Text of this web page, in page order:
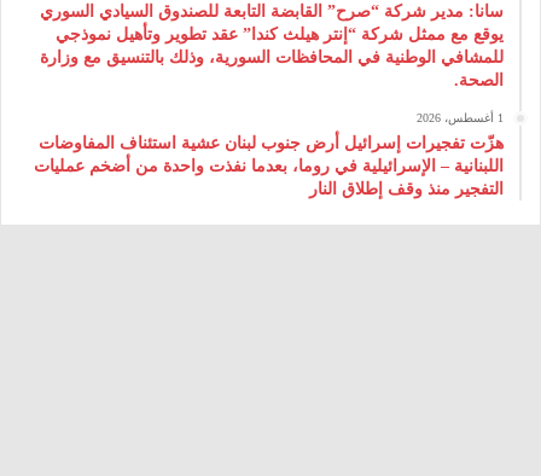
سانا: مدير شركة “صرح” القابضة التابعة للصندوق السيادي السوري
يوقع مع ممثل شركة “إنتر هيلث كندا” عقد تطوير وتأهيل نموذجي
للمشافي الوطنية في المحافظات السورية، وذلك بالتنسيق مع وزارة
الصحة.
1 أغسطس، 2026
هزّت تفجيرات إسرائيل أرض جنوب لبنان عشية استئناف المفاوضات
اللبنانية – الإسرائيلية في روما، بعدما نفذت واحدة من أضخم عمليات
التفجير منذ وقف إطلاق النار